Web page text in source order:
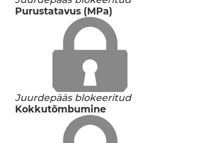
Purustatavus (MPa)
Juurdepääs blokeeritud
Kokkutõmbumine